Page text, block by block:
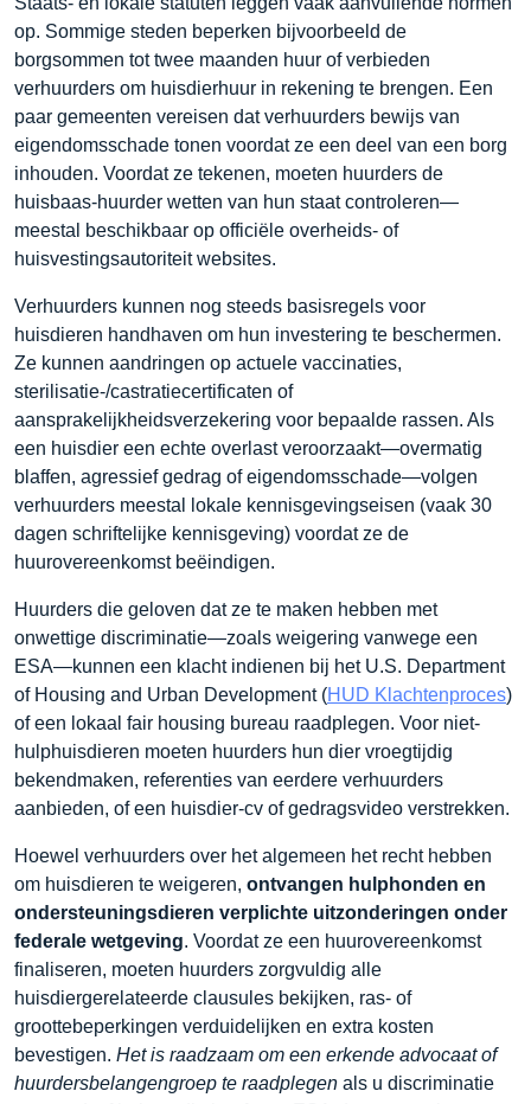
op. Sommige steden beperken bijvoorbeeld de
borgsommen tot twee maanden huur of verbieden
verhuurders om huisdierhuur in rekening te brengen. Een
paar gemeenten vereisen dat verhuurders bewijs van
eigendomsschade tonen voordat ze een deel van een borg
inhouden. Voordat ze tekenen, moeten huurders de
huisbaas-huurder wetten van hun staat controleren—
meestal beschikbaar op officiële overheids- of
huisvestingsautoriteit websites.
Verhuurders kunnen nog steeds basisregels voor
huisdieren handhaven om hun investering te beschermen.
Ze kunnen aandringen op actuele vaccinaties,
sterilisatie-/castratiecertificaten of
aansprakelijkheidsverzekering voor bepaalde rassen. Als
een huisdier een echte overlast veroorzaakt—overmatig
blaffen, agressief gedrag of eigendomsschade—volgen
verhuurders meestal lokale kennisgevingseisen (vaak 30
dagen schriftelijke kennisgeving) voordat ze de
huurovereenkomst beëindigen.
Huurders die geloven dat ze te maken hebben met
onwettige discriminatie—zoals weigering vanwege een
ESA—kunnen een klacht indienen bij het U.S. Department
of Housing and Urban Development (HUD Klachtenproces)
of een lokaal fair housing bureau raadplegen. Voor niet-
hulphuisdieren moeten huurders hun dier vroegtijdig
bekendmaken, referenties van eerdere verhuurders
aanbieden, of een huisdier-cv of gedragsvideo verstrekken.
Hoewel verhuurders over het algemeen het recht hebben
om huisdieren te weigeren, ontvangen hulphonden en
ondersteuningsdieren verplichte uitzonderingen onder
federale wetgeving. Voordat ze een huurovereenkomst
finaliseren, moeten huurders zorgvuldig alle
huisdiergerelateerde clausules bekijken, ras- of
groottebeperkingen verduidelijken en extra kosten
bevestigen. Het is raadzaam om een erkende advocaat of
huurdersbelangengroep te raadplegen als u discriminatie